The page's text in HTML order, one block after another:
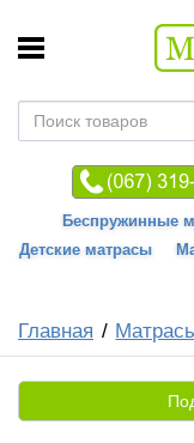
Беспружинные
Детские матрасы
Главная